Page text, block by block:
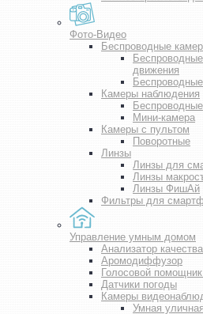
Фото-Видео
Беспроводные
движения
Камеры наблюдения
Беспроводные
Мини-камера
Камеры с пультом
Поворотные
Линзы
Линзы для
Линзы
Линзы ФишАй
Фильтры для
Управление умным домом
Анализатор
Аромодиффузор
Голосовой
Датчики погоды
Камеры
Умная